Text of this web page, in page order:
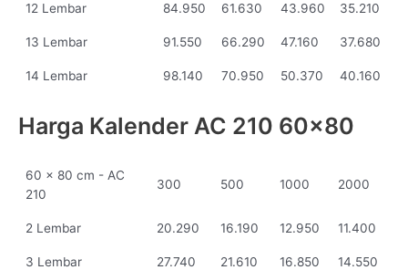
12 Lembar 84.950 61.630 43.960 35.210
13 Lembar 91.550 66.290 47.160 37.680
14 Lembar 98.140 70.950 50.370 40.160
Harga Kalender AC 210 60x80
60 x 80 cm - AC
210
300 500 1000 2000
2 Lembar 20.290 16.190 12.950 11.400
3 Lembar 27.740 21.610 16.850 14.550